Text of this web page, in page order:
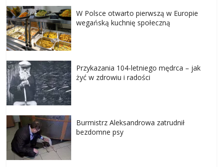
W Polsce otwarto pierwszą w Europie
wegańską kuchnię społeczną
Przykazania 104-letniego mędrca – jak
żyć w zdrowiu i radości
Burmistrz Aleksandrowa zatrudnił
bezdomne psy